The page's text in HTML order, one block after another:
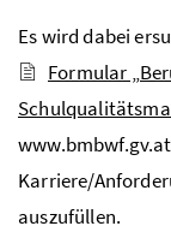
Es wird dabei
Formular
Karriere/
auszufüllen.